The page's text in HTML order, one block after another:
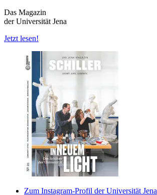
Das Magazin
der Universität Jena
Jetzt lesen!
Zum Instagram-Profil der Universität Jena